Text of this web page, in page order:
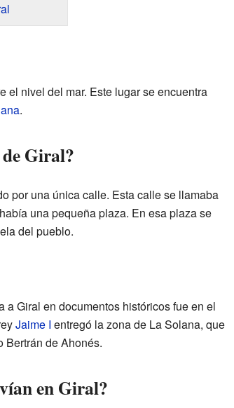
el nivel del mar. Este lugar se encuentra
.
Giral?
por una única calle. Esta calle se llamaba
una pequeña plaza. En esa plaza se
del pueblo.
a Giral en documentos históricos fue en el
Jaime I entregó la zona de La Solana, que
Bertrán de Ahonés.
en Giral?